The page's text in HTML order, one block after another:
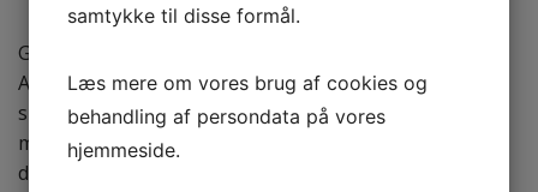
Grøn te har i tusindvis af år været yderst populært i
Asien. Dog er det først de seneste år, teen rigtigt har
slået igennem i vestlig kultur. Faktisk er salget steget
markant de sidste 10 år, og den grønne te er
danskernes absolutte yndlings. Men hvad er det, der
samtykke til disse formål.
Læs mere om vores brug af cookies og
behandling af persondata på vores
hjemmeside.